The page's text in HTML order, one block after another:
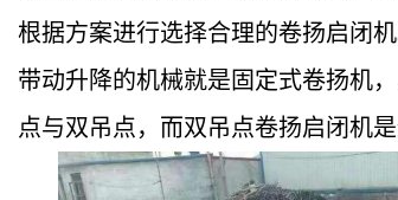
根据方案进行选择合理的卷扬启闭机
带动升降的机械就是固定式卷扬机
点与双吊点，而双吊点卷扬启闭机